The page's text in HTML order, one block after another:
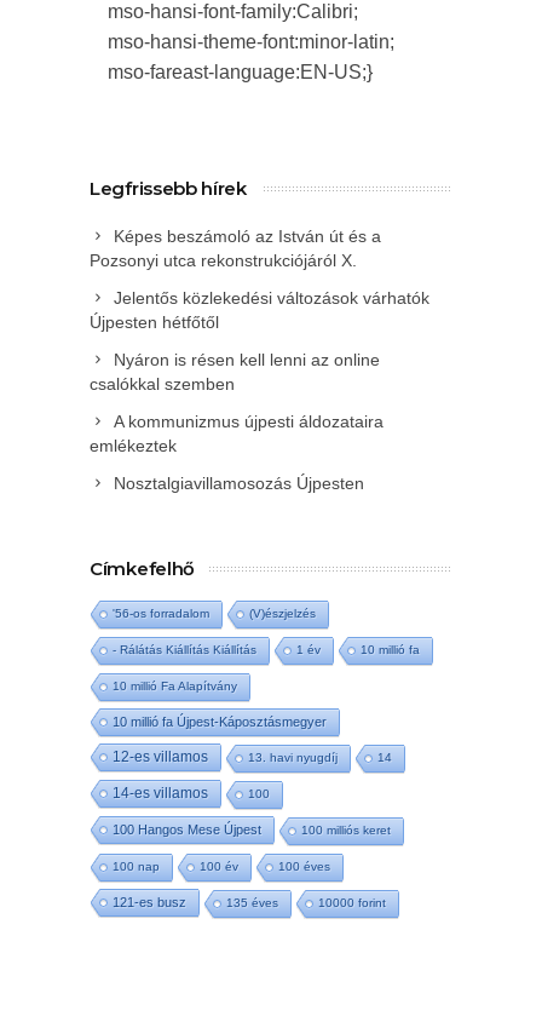
mso-hansi-font-family:Calibri;
mso-hansi-theme-font:minor-latin;
mso-fareast-language:EN-US;}
Legfrissebb hírek
Képes beszámoló az István út és a
Pozsonyi utca rekonstrukciójáról X.
Jelentős közlekedési változások várhatók
Újpesten hétfőtől
Nyáron is résen kell lenni az online
csalókkal szemben
A kommunizmus újpesti áldozataira
emlékeztek
Nosztalgiavillamosozás Újpesten
Címkefelhő
'56-os forradalom (V)észjelzés
- Rálátás Kiállítás Kiállítás 1 év 10 millió fa
10 millió Fa Alapítvány
10 millió fa Újpest-Káposztásmegyer
12-es villamos 13. havi nyugdíj 14
14-es villamos 100
100 Hangos Mese Újpest 100 milliós keret
100 nap 100 év 100 éves
121-es busz 135 éves 10000 forint